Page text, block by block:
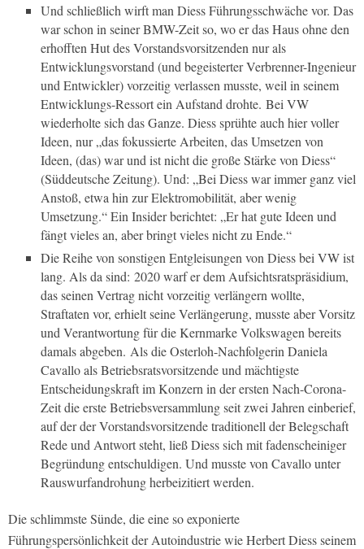
Und schließlich wirft man Diess Führungsschwäche vor. Das
war schon in seiner BMW-Zeit so, wo er das Haus ohne den
erhofften Hut des Vorstandsvorsitzenden nur als
Entwicklungsvorstand (und begeisterter Verbrenner-Ingenieur
und Entwickler) vorzeitig verlassen musste, weil in seinem
Entwicklungs-Ressort ein Aufstand drohte. Bei VW
wiederholte sich das Ganze. Diess sprühte auch hier voller
Ideen, nur „das fokussierte Arbeiten, das Umsetzen von
Ideen, (das) war und ist nicht die große Stärke von Diess“
(Süddeutsche Zeitung). Und: „Bei Diess war immer ganz viel
Anstoß, etwa hin zur Elektromobilität, aber wenig
Umsetzung.“ Ein Insider berichtet: „Er hat gute Ideen und
fängt vieles an, aber bringt vieles nicht zu Ende.“
Die Reihe von sonstigen Entgleisungen von Diess bei VW ist
lang. Als da sind: 2020 warf er dem Aufsichtsratspräsidium,
das seinen Vertrag nicht vorzeitig verlängern wollte,
Straftaten vor, erhielt seine Verlängerung, musste aber Vorsitz
und Verantwortung für die Kernmarke Volkswagen bereits
damals abgeben. Als die Osterloh-Nachfolgerin Daniela
Cavallo als Betriebsratsvorsitzende und mächtigste
Entscheidungskraft im Konzern in der ersten Nach-Corona-
Zeit die erste Betriebsversammlung seit zwei Jahren einberief,
auf der der Vorstandsvorsitzende traditionell der Belegschaft
Rede und Antwort steht, ließ Diess sich mit fadenscheiniger
Begründung entschuldigen. Und musste von Cavallo unter
Rauswurfandrohung herbeizitiert werden.
Die schlimmste Sünde, die eine so exponierte
Führungspersönlichkeit der Autoindustrie wie Herbert Diess seinem